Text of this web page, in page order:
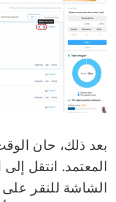
ذلك، حان الوقت
انتقل إلى
للنقر على زر